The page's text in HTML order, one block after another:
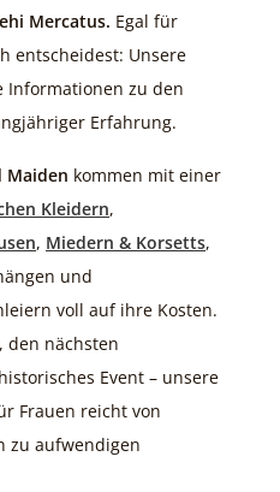
Mercatus. Egal für
entscheidest: Unsere
Informationen zu den
Erfahrung.
Maiden kommen mit einer
Kleidern,
, Miedern & Korsetts,
und
voll auf ihre Kosten.
den nächsten
Event – unsere
Frauen reicht von
zu aufwendigen